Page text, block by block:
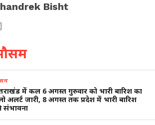
Bisht
में कल 6 अगस्त गुरुवार को भारी बारिश का
अलर्ट जारी, 8 अगस्त तक प्रदेश में भारी बारिश
संभावना